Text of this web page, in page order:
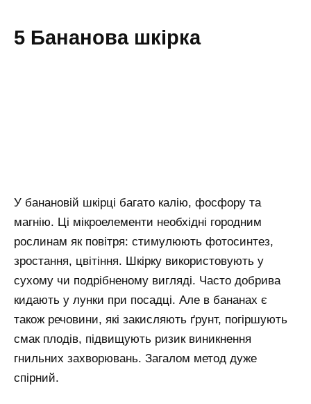
5 Бананова шкірка
У банановій шкірці багато калію, фосфору та
магнію. Ці мікроелементи необхідні городним
рослинам як повітря: стимулюють фотосинтез,
зростання, цвітіння. Шкірку використовують у
сухому чи подрібненому вигляді. Часто добрива
кидають у лунки при посадці. Але в бананах є
також речовини, які закисляють ґрунт, погіршують
смак плодів, підвищують ризик виникнення
гнильних захворювань. Загалом метод дуже
спірний.